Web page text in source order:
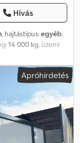
Hívás
, hajtástípus:egyéb,
14 000 kg, üzemi
helyezés:
egyéb,
dízel,
hidraulikus
Rau / orosz /
Regisztrációs
a kikötőbe
fehér További
Apróhirdetés